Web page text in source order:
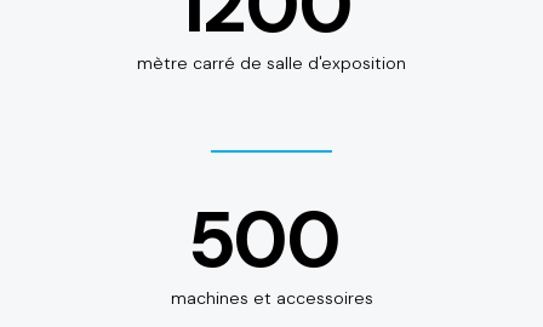
mètre carré de salle d'exposition
500
machines et accessoires